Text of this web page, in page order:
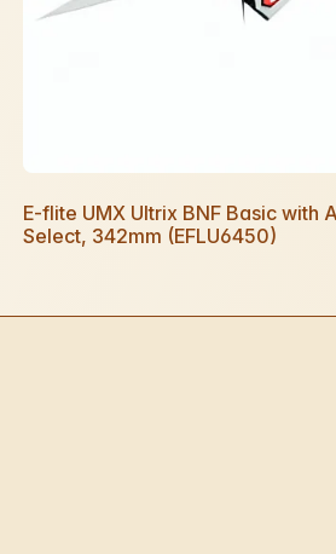
E-flite UMX Ultrix BNF Basic with
Select, 342mm (EFLU6450)